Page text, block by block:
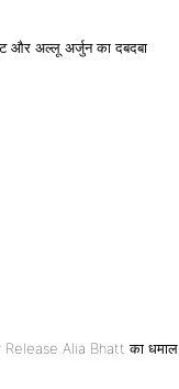
अल्लू अर्जुन का दबदबा
Alia Bhatt का धमाल